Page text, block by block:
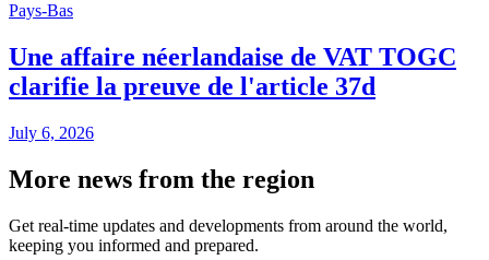
Pays-Bas
Une affaire néerlandaise de VAT TOGC
clarifie la preuve de l'article 37d
July 6, 2026
More news from the region
Get real-time updates and developments from around the world,
keeping you informed and prepared.